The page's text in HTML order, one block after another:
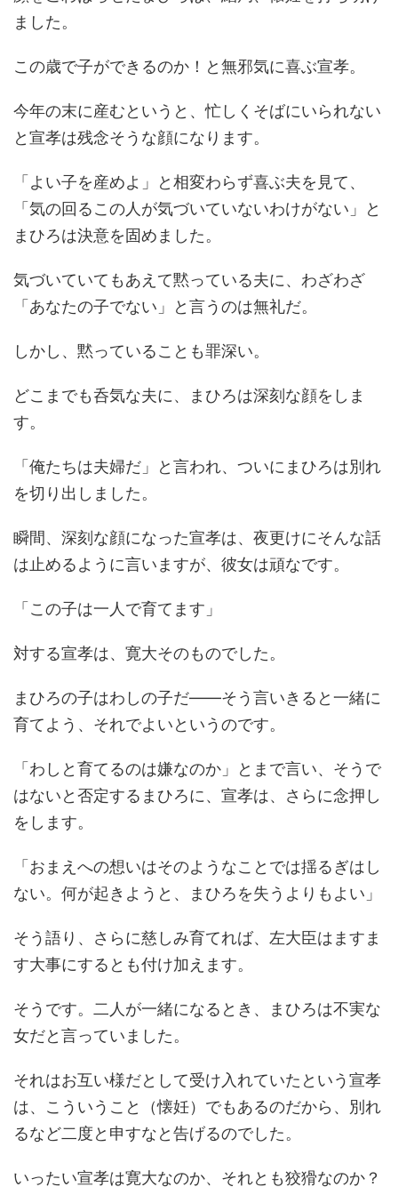
ました。
この歳で子ができるのか！と無邪気に喜ぶ宣孝。
今年の末に産むというと、忙しくそばにいられない
と宣孝は残念そうな顔になります。
「よい子を産めよ」と相変わらず喜ぶ夫を見て、
「気の回るこの人が気づいていないわけがない」と
まひろは決意を固めました。
気づいていてもあえて黙っている夫に、わざわざ
「あなたの子でない」と言うのは無礼だ。
しかし、黙っていることも罪深い。
どこまでも呑気な夫に、まひろは深刻な顔をしま
す。
「俺たちは夫婦だ」と言われ、ついにまひろは別れ
を切り出しました。
瞬間、深刻な顔になった宣孝は、夜更けにそんな話
は止めるように言いますが、彼女は頑なです。
「この子は一人で育てます」
対する宣孝は、寛大そのものでした。
まひろの子はわしの子だ――そう言いきると一緒に
育てよう、それでよいというのです。
「わしと育てるのは嫌なのか」とまで言い、そうで
はないと否定するまひろに、宣孝は、さらに念押し
をします。
「おまえへの想いはそのようなことでは揺るぎはし
ない。何が起きようと、まひろを失うよりもよい」
そう語り、さらに慈しみ育てれば、左大臣はますま
す大事にするとも付け加えます。
そうです。二人が一緒になるとき、まひろは不実な
女だと言っていました。
それはお互い様だとして受け入れていたという宣孝
は、こういうこと（懐妊）でもあるのだから、別れ
るなど二度と申すなと告げるのでした。
いったい宣孝は寛大なのか、それとも狡猾なのか？